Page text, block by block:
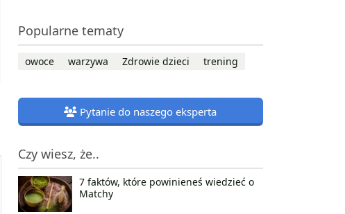
Popularne tematy
owoce warzywa Zdrowie dzieci trening
Pytanie do naszego eksperta
Czy wiesz, że..
7 faktów, które powinieneś wiedzieć o
Matchy